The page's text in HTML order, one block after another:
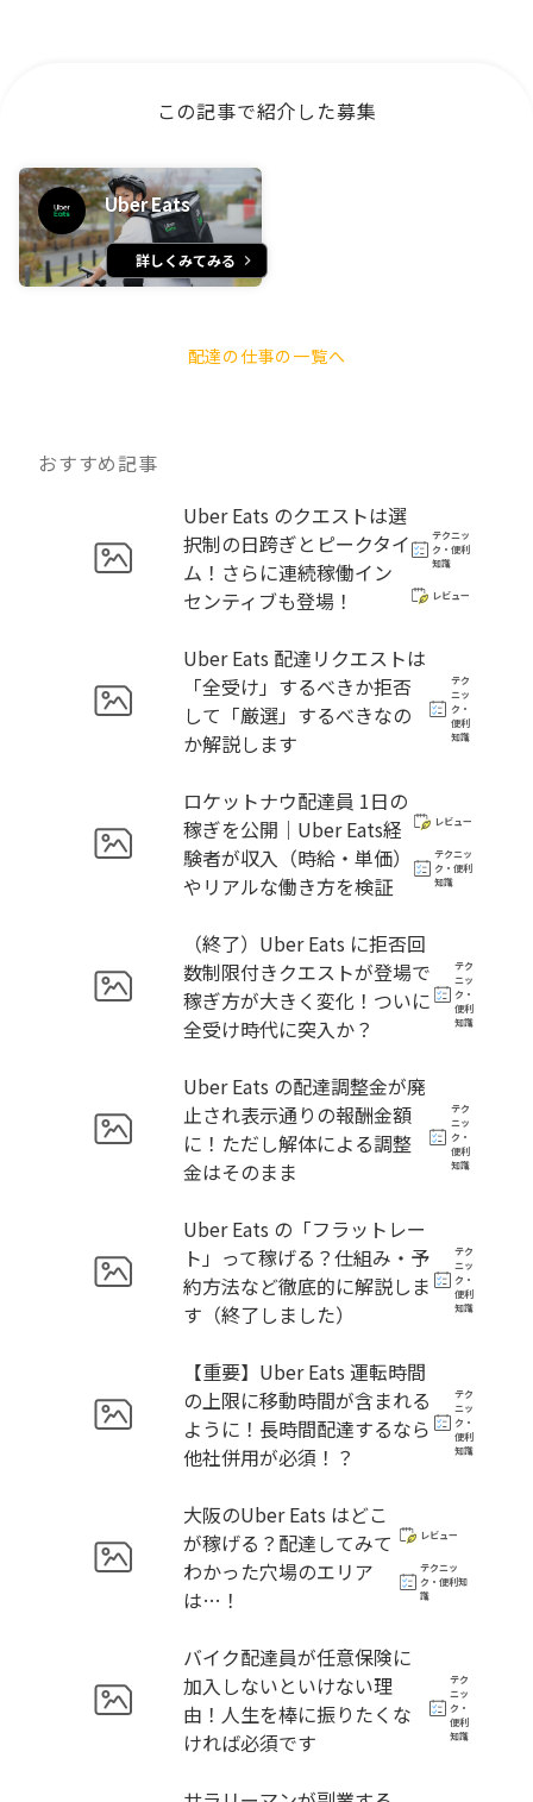
この記事で紹介した募集
Uber Eats
詳しくみてみる
配達の仕事の一覧へ
おすすめ記事
Uber Eats のクエストは選
択制の日跨ぎとピークタイ
ム！さらに連続稼働イン
センティブも登場！
テクニッ
ク・便利
知識
レビュー
Uber Eats 配達リクエストは
「全受け」するべきか拒否
して「厳選」するべきなの
か解説します
テク
ニッ
ク・
便利
知識
ロケットナウ配達員 1日の
稼ぎを公開｜Uber Eats経
験者が収入（時給・単価）
やリアルな働き方を検証
レビュー
テクニッ
ク・便利
知識
（終了）Uber Eats に拒否回
数制限付きクエストが登場で
稼ぎ方が大きく変化！ついに
全受け時代に突入か？
テク
ニッ
ク・
便利
知識
Uber Eats の配達調整金が廃
止され表示通りの報酬金額
に！ただし解体による調整
金はそのまま
テク
ニッ
ク・
便利
知識
Uber Eats の「フラットレー
ト」って稼げる？仕組み・予
約方法など徹底的に解説しま
す（終了しました）
テク
ニッ
ク・
便利
知識
【重要】Uber Eats 運転時間
の上限に移動時間が含まれる
ように！長時間配達するなら
他社併用が必須！？
テク
ニッ
ク・
便利
知識
大阪のUber Eats はどこ
が稼げる？配達してみて
わかった穴場のエリア
は…！
レビュー
テクニッ
ク・便利知
識
バイク配達員が任意保険に
加入しないといけない理
由！人生を棒に振りたくな
ければ必須です
テク
ニッ
ク・
便利
知識